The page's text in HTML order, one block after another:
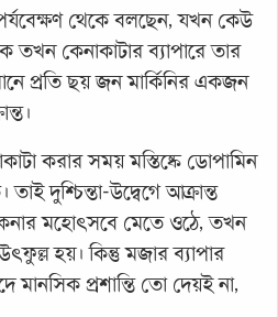
পর্যবেক্ষণ থেকে বলছেন, যখন কেউ
তখন কেনাকাটার ব্যাপারে তার
প্রতি ছয় জন মার্কিনির একজন
করার সময় মস্তিষ্কে ডোপামিন
দুশ্চিন্তা-উদ্বেগে আক্রান্ত
মহোৎসবে মেতে ওঠে, তখন
হয়। কিন্তু মজার ব্যাপার
মানসিক প্রশান্তি তো দেয়ই না,